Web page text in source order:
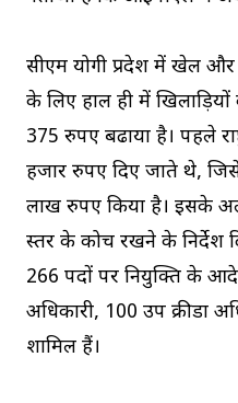
सीएम योगी प्रदेश में खेल और
के लिए हाल ही में
375 रुपए बढाया है। पहले
हजार रुपए दिए जाते थे,
लाख रुपए किया है। इसके
स्तर के कोच रखने के निर्देश
266 पदों पर नियुक्ति के
अधिकारी, 100 उप क्रीडा
शामिल हैं।